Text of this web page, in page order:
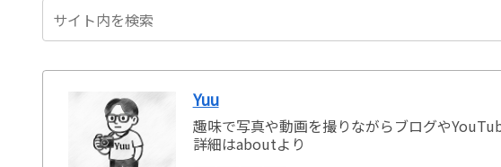
Yuu
趣味で写真や動画を撮りながらブログや
詳細はaboutより